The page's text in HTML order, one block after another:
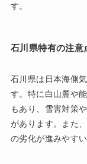
す。
石川県特有の注意
石川県は日本海側
す。特に白山麓や
もあり、雪害対策
があります。また
の劣化が進みやす